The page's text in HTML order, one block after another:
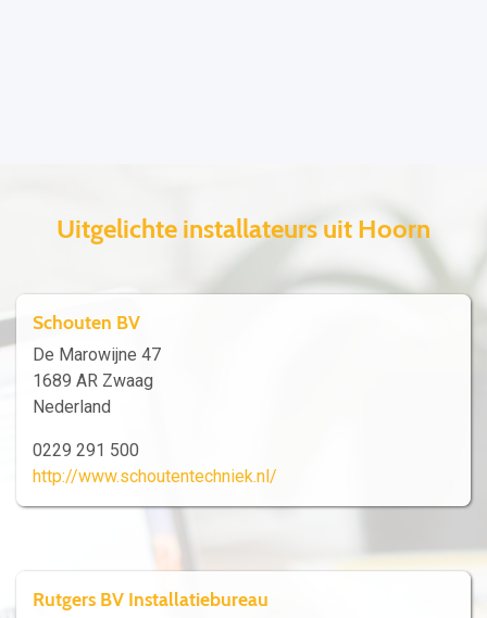
Uitgelichte installateurs uit Hoorn
Schouten BV
De Marowijne 47
1689 AR Zwaag
Nederland
0229 291 500
http://www.schoutentechniek.nl/
Rutgers BV Installatiebureau